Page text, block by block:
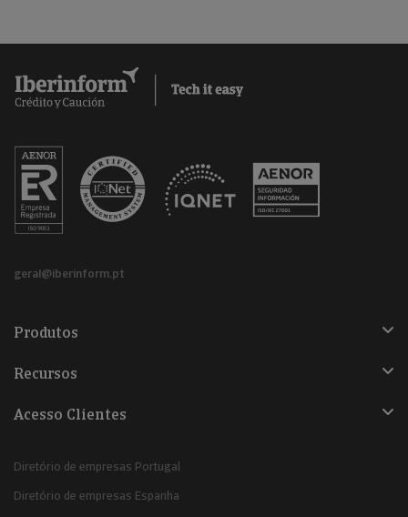
geral@iberinform.pt
Produtos
Recursos
Acesso Clientes
Diretório de empresas Portugal
Diretório de empresas Espanha